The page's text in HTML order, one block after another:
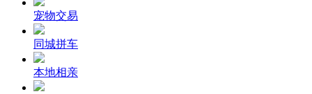
宠物交易
同城拼车
本地相亲